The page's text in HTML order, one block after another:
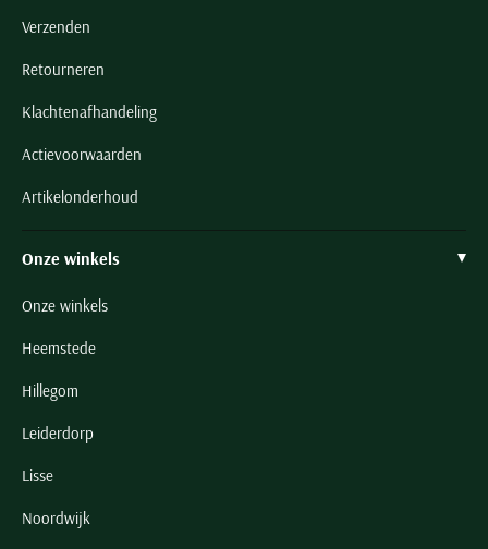
Verzenden
Retourneren
Klachtenafhandeling
Actievoorwaarden
Artikelonderhoud
Onze winkels
Onze winkels
Heemstede
Hillegom
Leiderdorp
Lisse
Noordwijk